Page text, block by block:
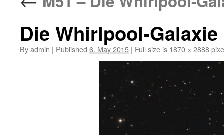
Die Whirlpool-
Byadmin | Published 6. May 2015 | Full size is 1870 × 2888